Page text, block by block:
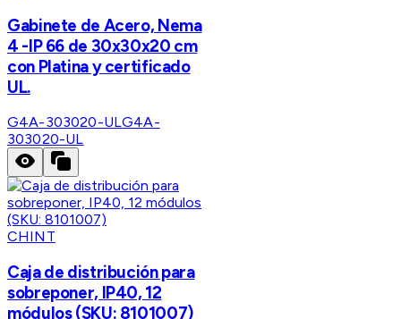
Gabinete de Acero, Nema
4 -IP 66 de 30x30x20 cm
con Platina y certificado
UL.
G4A-303020-ULG4A-
303020-UL
CHINT
Caja de distribución para
sobreponer, IP40, 12
módulos (SKU: 8101007)